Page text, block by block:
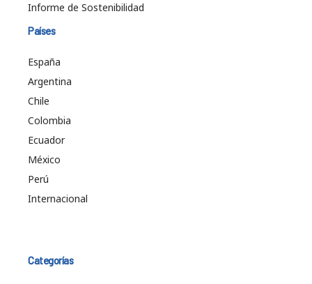
Informe de Sostenibilidad
Países
España
Argentina
Chile
Colombia
Ecuador
México
Perú
Internacional
Categorías